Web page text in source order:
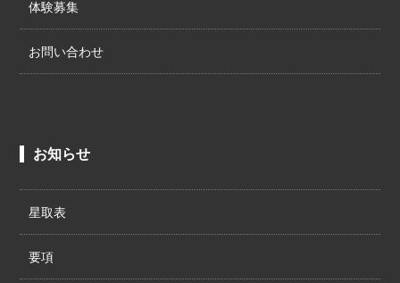
体験募集
お問い合わせ
お知らせ
星取表
要項